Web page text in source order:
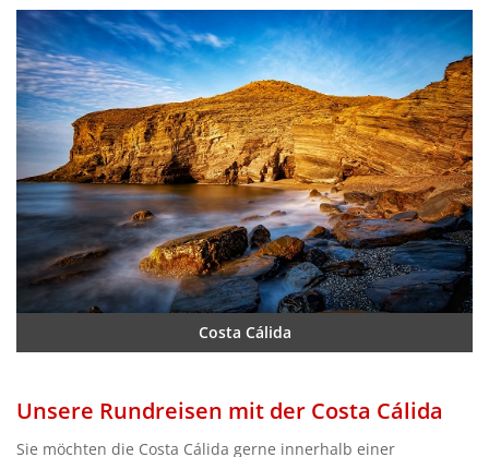
Costa Cálida
Unsere Rundreisen mit der Costa Cálida
Sie möchten die Costa Cálida gerne innerhalb einer